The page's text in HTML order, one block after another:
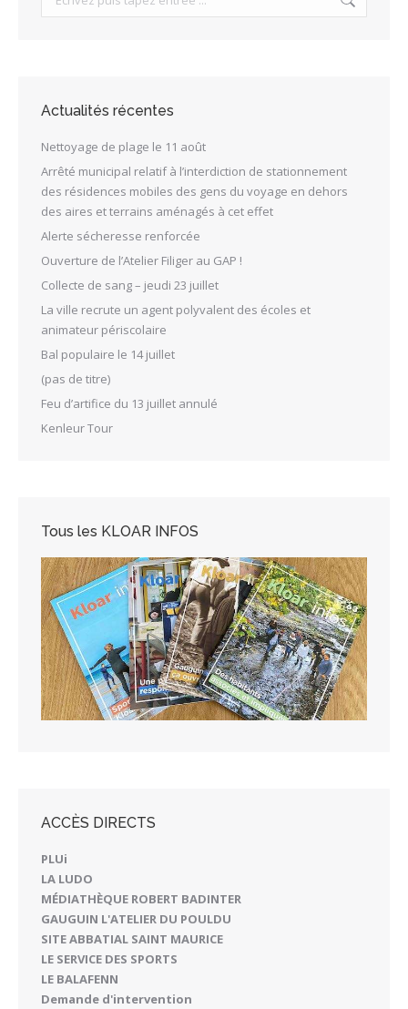
Actualités récentes
Nettoyage de plage le 11 août
Arrêté municipal relatif à l’interdiction de stationnement
des résidences mobiles des gens du voyage en dehors
des aires et terrains aménagés à cet effet
Alerte sécheresse renforcée
Ouverture de l’Atelier Filiger au GAP !
Collecte de sang – jeudi 23 juillet
La ville recrute un agent polyvalent des écoles et
animateur périscolaire
Bal populaire le 14 juillet
(pas de titre)
Feu d’artifice du 13 juillet annulé
Kenleur Tour
Tous les KLOAR INFOS
ACCÈS DIRECTS
PLUi
LA LUDO
MÉDIATHÈQUE ROBERT BADINTER
GAUGUIN L'ATELIER DU POULDU
SITE ABBATIAL SAINT MAURICE
LE SERVICE DES SPORTS
LE BALAFENN
Demande d'intervention